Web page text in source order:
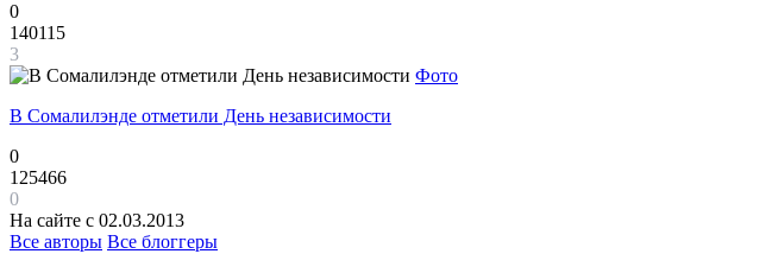
0
140115
3
Фото
В Сомалилэнде отметили День независимости
0
125466
0
На сайте с 02.03.2013
Все авторы Все блоггеры